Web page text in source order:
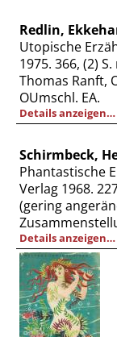
Redlin,
Utopische
1975. 366, (2)
Thomas Ranft,
OUmschl. EA.
Details anzeigen…
Schirmbeck,
Phantastische
Verlag 1968.
(gering
Details anzeigen…